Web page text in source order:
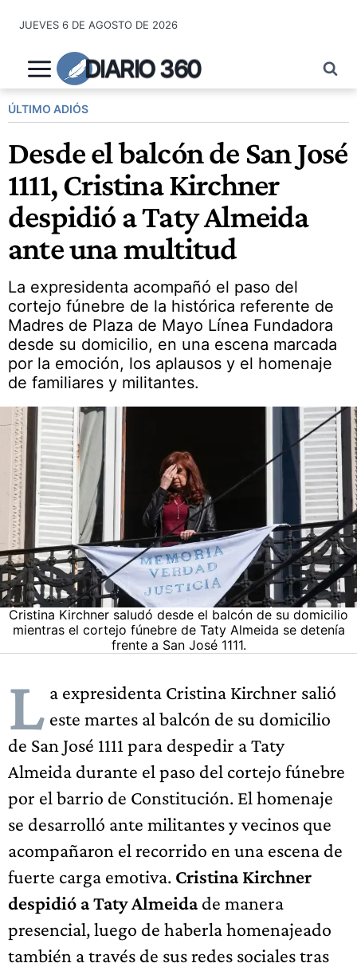
contenido
JUEVES 6 DE AGOSTO DE 2026
DIARIO 360
ÚLTIMO ADIÓS
Desde el balcón de San José
1111, Cristina Kirchner
despidió a Taty Almeida
ante una multitud
La expresidenta acompañó el paso del
cortejo fúnebre de la histórica referente de
Madres de Plaza de Mayo Línea Fundadora
desde su domicilio, en una escena marcada
por la emoción, los aplausos y el homenaje
de familiares y militantes.
Cristina Kirchner saludó desde el balcón de su domicilio
mientras el cortejo fúnebre de Taty Almeida se detenía
frente a San José 1111.
L a expresidenta Cristina Kirchner salió
este martes al balcón de su domicilio
de San José 1111 para despedir a Taty
Almeida durante el paso del cortejo fúnebre
por el barrio de Constitución. El homenaje
se desarrolló ante militantes y vecinos que
acompañaron el recorrido en una escena de
fuerte carga emotiva. Cristina Kirchner
despidió a Taty Almeidade manera
presencial, luego de haberla homenajeado
también a través de sus redes sociales tras